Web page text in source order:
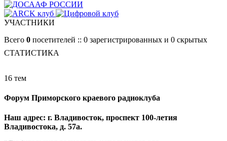
УЧАСТНИКИ
Всего 0 посетителей :: 0 зарегистрированных и 0 скрытых
СТАТИСТИКА
16 тем
Форум Приморского краевого радиоклуба
Наш адрес: г. Владивосток, проспект 100-летия
Владивостока, д. 57а.